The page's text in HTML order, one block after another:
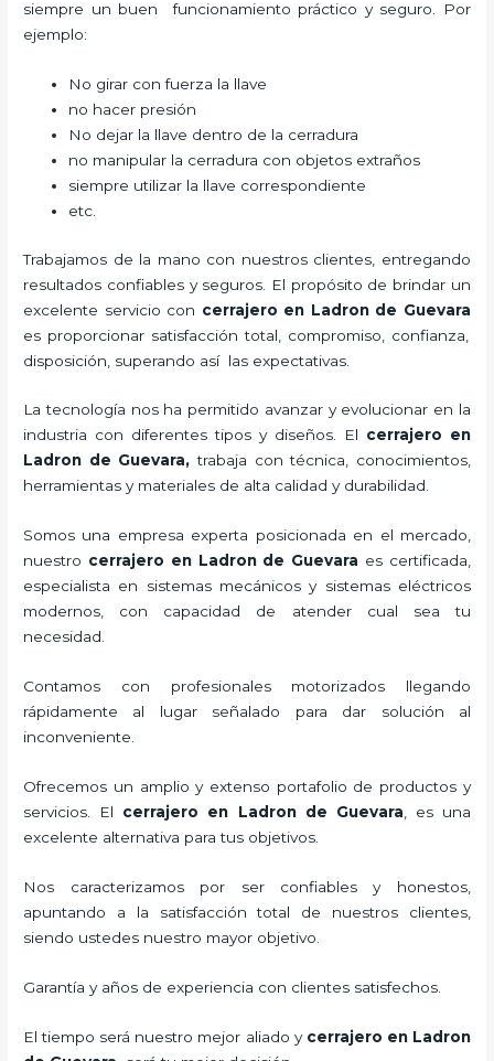
siempre un buen funcionamiento práctico y seguro. Por
ejemplo:
No girar con fuerza la llave
no hacer presión
No dejar la llave dentro de la cerradura
no manipular la cerradura con objetos extraños
siempre utilizar la llave correspondiente
etc.
Trabajamos de la mano con nuestros clientes, entregando
resultados confiables y seguros. El propósito de brindar un
excelente servicio con cerrajero en Ladron de Guevara
es proporcionar satisfacción total, compromiso, confianza,
disposición, superando así las expectativas.
La tecnología nos ha permitido avanzar y evolucionar en la
industria con diferentes tipos y diseños. El cerrajero en
Ladron de Guevara,trabaja con técnica, conocimientos,
herramientas y materiales de alta calidad y durabilidad.
Somos una empresa experta posicionada en el mercado,
nuestro cerrajero en Ladron de Guevara es certificada,
especialista en sistemas mecánicos y sistemas eléctricos
modernos, con capacidad de atender cual sea tu
necesidad.
Contamos con profesionales motorizados llegando
rápidamente al lugar señalado para dar solución al
inconveniente.
Ofrecemos un amplio y extenso portafolio de productos y
servicios. El cerrajero en Ladron de Guevara , es una
excelente alternativa para tus objetivos.
Nos caracterizamos por ser confiables y honestos,
apuntando a la satisfacción total de nuestros clientes,
siendo ustedes nuestro mayor objetivo.
Garantía y años de experiencia con clientes satisfechos.
El tiempo será nuestro mejor aliado y cerrajero en Ladron